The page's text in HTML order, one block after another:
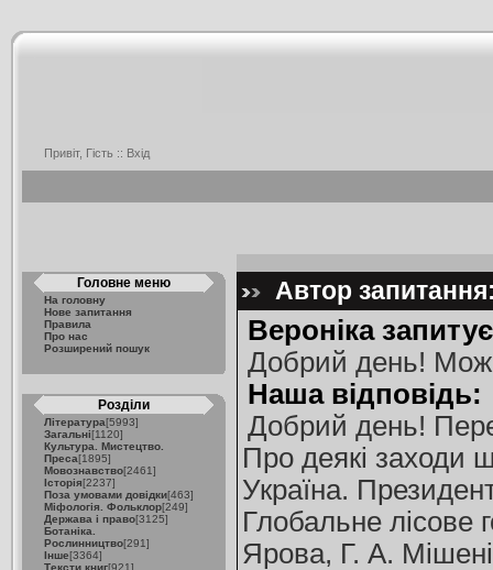
Привіт, Гість :: Вхід
Головне меню
На головну
Нове запитання
Правила
Про нас
Розширений пошук
Розділи
Література[5993]
Загальні[1120]
Культура. Мистецтво.
Преса[1895]
Мовознавство[2461]
Історія[2237]
Поза умовами довідки[463]
Міфологія. Фольклор[249]
Держава і право[3125]
Ботаніка.
Рослинництво[291]
Інше[3364]
Тексти книг[921]
Автор
Вероніка
Добрий день!
Наша відповідь:
Добрий день!
Про деякі заходи
Україна.
Глобальне лісове
Ярова, Г. А.